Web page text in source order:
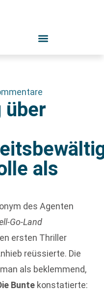
über
als
des Agenten
Go-Land
ersten Thriller
reüssierte. Die
als beklemmend,
Bunte konstatierte: